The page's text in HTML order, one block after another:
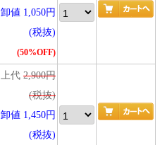
卸値 1,050円
(税抜)
(50%OFF)
上代 2,900円
(税抜)
卸値 1,450円
(税抜)